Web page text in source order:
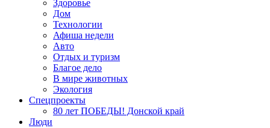
Здоровье
Дом
Технологии
Афиша недели
Авто
Отдых и туризм
Благое дело
В мире животных
Экология
Спецпроекты
80 лет ПОБЕДЫ! Донской край
Люди